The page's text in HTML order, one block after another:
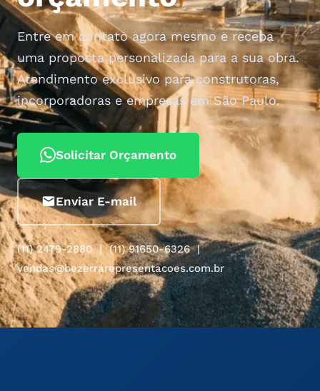
Entre em contato agora mesmo e receba
uma proposta personalizada para a sua obra.
Atendimento exclusivo para construtoras,
incorporadoras e empresas em São Paulo.
Solicitar Orçamento
Enviar E-mail
(11) 2479-2880 | (11) 91650-6326 |
vendas@bezerrarepresentacoes.com.br